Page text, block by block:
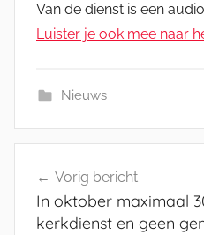
Van de dienst is een
Luister je ook mee naar
Nieuws
navigatie
Vorig bericht
In oktober maximaal
kerkdienst en geen